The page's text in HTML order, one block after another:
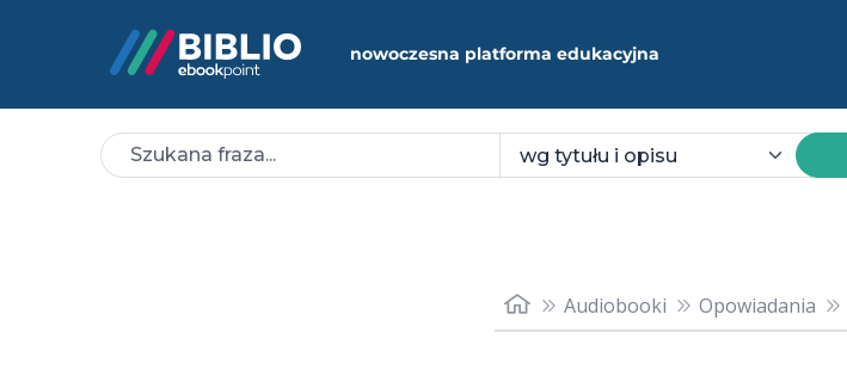
nowoczesna platforma edukacyjna
Audiobooki Opowiadania